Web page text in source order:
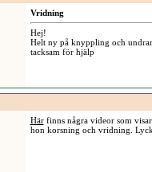
Vridning
Hej!
Helt ny på knyppling och
tacksam för hjälp
Härfinns några videor som
hon korsning och vridning.